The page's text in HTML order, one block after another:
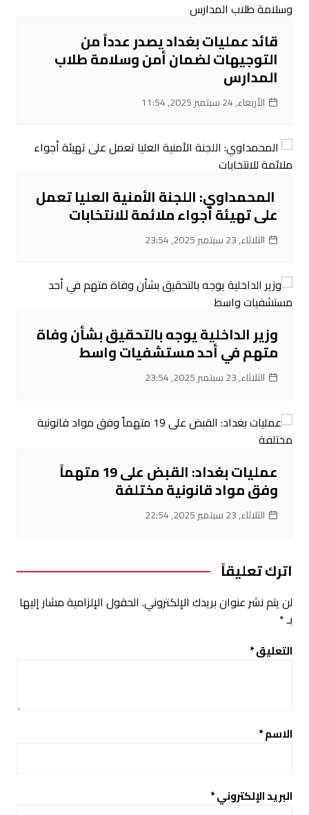
قائد عمليات بغداد يصدر عدداً من
التوجيهات لضمان أمن وسلامة طلاب
المدارس
الأربعاء, 24 سبتمبر 2025, 11:54
‌ المحمداوي: اللجنة الأمنية العليا تعمل
على تهيئة أجواء ملائمة للانتخابات
الثلاثاء, 23 سبتمبر 2025, 23:54
‌وزير الداخلية يوجه بالتحقيق بشأن وفاة
متهم في أحد مستشفيات واسط
الثلاثاء, 23 سبتمبر 2025, 23:54
عمليات بغداد: القبض على 19 متهماً
وفق مواد قانونية مختلفة
الثلاثاء, 23 سبتمبر 2025, 22:54
اترك تعليقاً
لن يتم نشر عنوان بريدك الإلكتروني. الحقول الإلزامية مشار إليها
بـ*
التعليق*
الاسم*
البريد الإلكتروني*